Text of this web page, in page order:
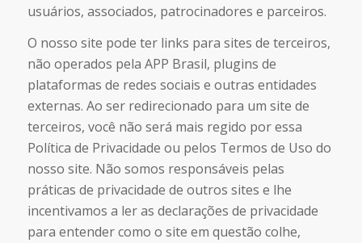
usuários, associados, patrocinadores e parceiros.
O nosso site pode ter links para sites de terceiros,
não operados pela APP Brasil, plugins de
plataformas de redes sociais e outras entidades
externas. Ao ser redirecionado para um site de
terceiros, você não será mais regido por essa
Política de Privacidade ou pelos Termos de Uso do
nosso site. Não somos responsáveis pelas
práticas de privacidade de outros sites e lhe
incentivamos a ler as declarações de privacidade
para entender como o site em questão colhe,